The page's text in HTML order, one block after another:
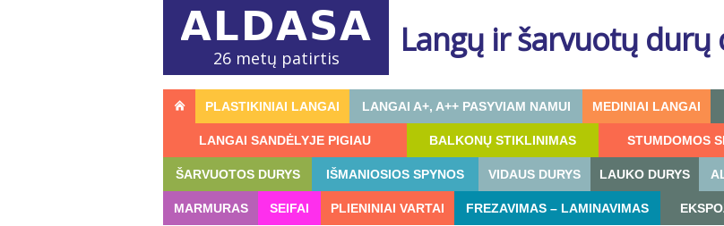
26 metų patirtis Langų ir šarvuotų durų
PLASTIKINIAI LANGAI LANGAI A+, A++ PASYVIAM NAMUI MEDINIAI LANGAI
LANGAI SANDĖLYJE PIGIAU BALKONŲ STIKLINIMAS STUMDOMOS
ŠARVUOTOS DURYS IŠMANIOSIOS SPYNOS VIDAUS DURYS LAUKO DURYS
MARMURAS SEIFAI PLIENINIAI VARTAI FREZAVIMAS – LAMINAVIMAS